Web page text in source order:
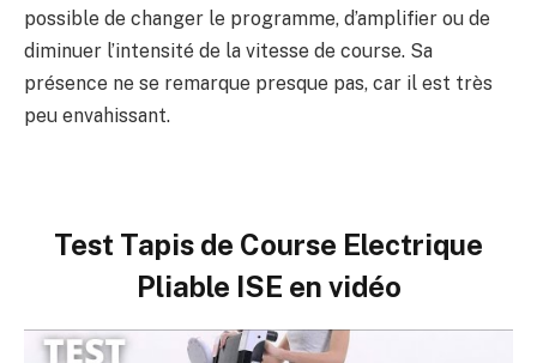
possible de changer le programme, d’amplifier ou de
diminuer l’intensité de la vitesse de course. Sa
présence ne se remarque presque pas, car il est très
peu envahissant.
Test Tapis de Course Electrique
Pliable ISE en vidéo